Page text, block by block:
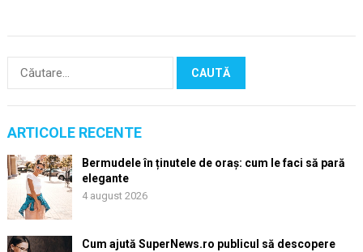
Caută
ARTICOLE RECENTE
Bermudele în ținutele de oraș: cum le faci să pară
elegante
4 august 2026
Cum ajută SuperNews.ro publicul să descopere